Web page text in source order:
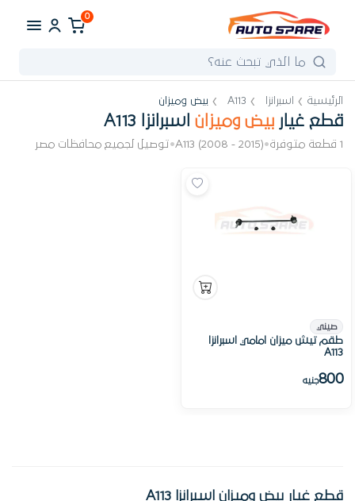
0
الرئيسية اسبرانزا A113 بيض وميزان
قطع غيار بيض وميزان اسبرانزا A113
1 قطعة متوفرة •
A113 (2008 - 2015)
•توصيل لجميع محافظات مصر
صيني
طقم تيش ميزان امامي اسبرانزا
A113
800جنيه
قطع غيار بيض وميزان اسبرانزا A113